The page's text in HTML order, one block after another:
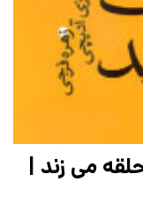
می زند |